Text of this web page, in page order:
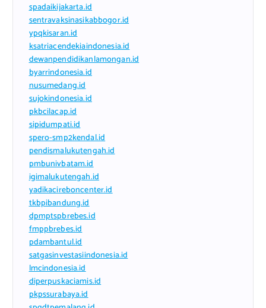
spadaikijakarta.id
sentravaksinasikabbogor.id
ypqkisaran.id
ksatriacendekiaindonesia.id
dewanpendidikanlamongan.id
byarrindonesia.id
nusumedang.id
sujokindonesia.id
pkbcilacap.id
sipidumpati.id
spero-smp2kendal.id
pendismalukutengah.id
pmbunivbatam.id
igimalukutengah.id
yadikacireboncenter.id
tkbpibandung.id
dpmptspbrebes.id
fmppbrebes.id
pdambantul.id
satgasinvestasiindonesia.id
lmcindonesia.id
diperpuskaciamis.id
pkpssurabaya.id